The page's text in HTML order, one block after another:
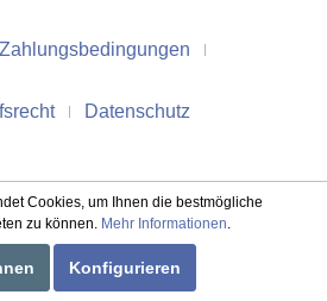
Datenschutz
Cookies, um Ihnen die bestmögliche
zu können. Mehr Informationen.
Konfigurieren